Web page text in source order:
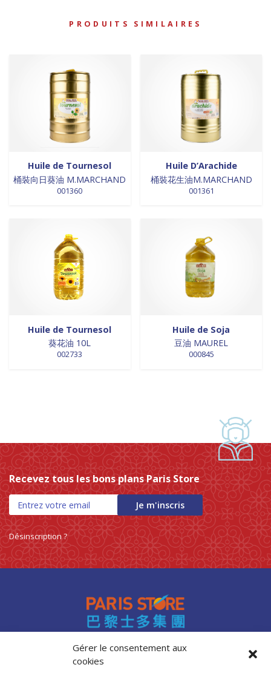
Gérer le consentement aux
cookies
PRODUITS SIMILAIRES
Huile de Tournesol
桶裝向日葵油 M.MARCHAND
001360
Huile D’Arachide
桶裝花生油M.MARCHAND
001361
Huile de Tournesol
葵花油 10L
002733
Huile de Soja
豆油 MAUREL
000845
Recevez tous les bons plans Paris Store
Je m'inscris
Désinscription ?
Accès professionnels